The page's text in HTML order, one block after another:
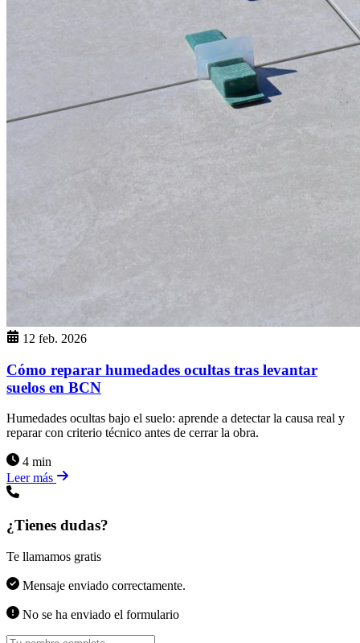
12 feb. 2026
Cómo reparar humedades ocultas tras levantar
suelos en BCN
Humedades ocultas bajo el suelo: aprende a detectar la causa real y
reparar con criterio técnico antes de cerrar la obra.
4 min
Leer más
¿Tienes dudas?
Te llamamos gratis
Mensaje enviado correctamente.
No se ha enviado el formulario